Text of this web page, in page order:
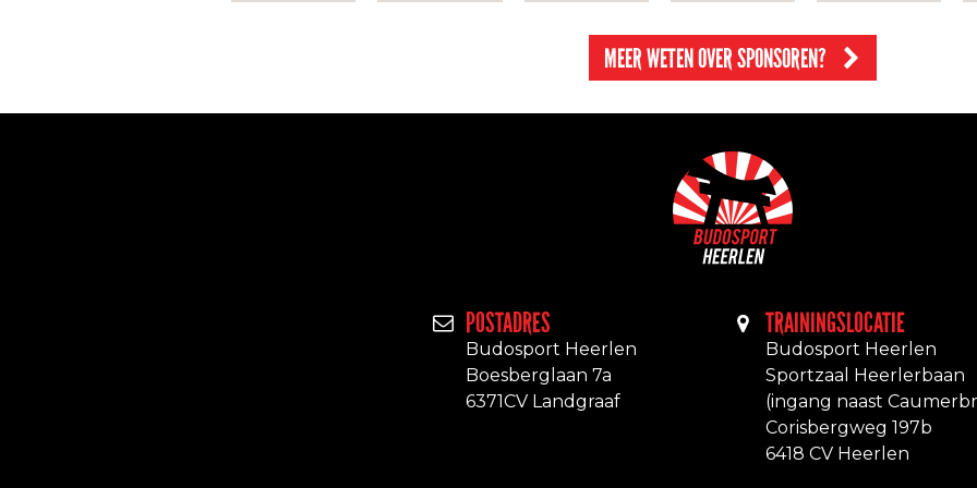
MEER WETEN OVER SPONSOREN?
POSTADRES
Budosport Heerlen
Boesberglaan 7a
6371CV Landgraaf
TRAININGSLOCATIE
Budosport Heerlen
Sportzaal Heerlerbaan
(ingang naast
Corisbergweg 197b
6418 CV Heerlen